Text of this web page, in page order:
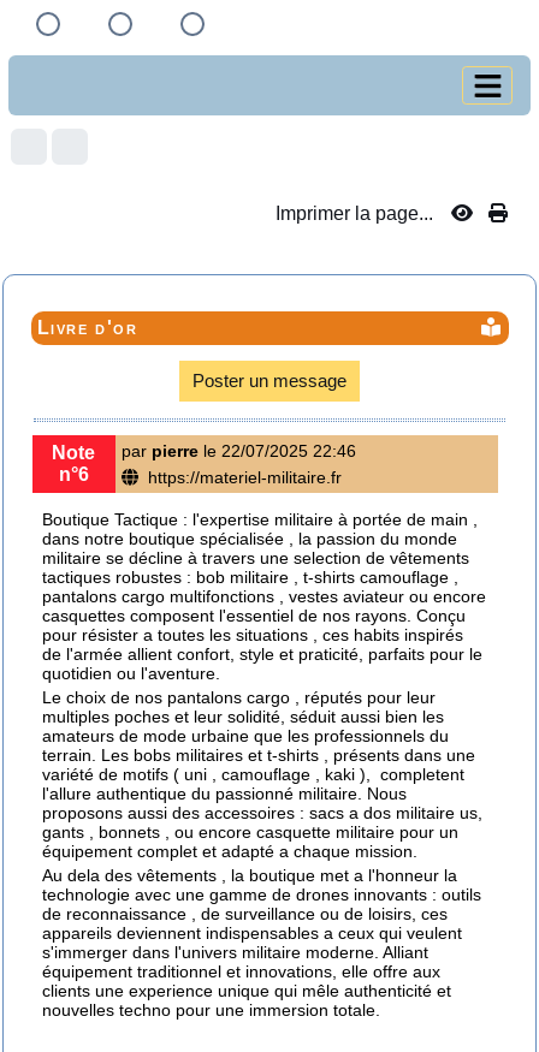
Imprimer la page...
Livre d'or
Poster un message
Note
n°6
par pierrele 22/07/2025 22:46
https://materiel-militaire.fr
Boutique Tactique : l'expertise militaire à portée de main ,
dans notre boutique spécialisée , la passion du monde
militaire se décline à travers une selection de vêtements
tactiques robustes : bob militaire ,t-shirts camouflage
pantalons cargo multifonctions , vestes aviateur ou encore
casquettes composent l'essentiel de nos rayons. Conçu
pour résister a toutes les situations , ces habits inspirés
de l'armée allient confort, style et praticité, parfaits pour le
quotidien ou l'aventure.
Le choix de nos pantalons cargo
, réputés pour leur
multiples poches et leur solidité, séduit aussi bien les
amateurs de mode urbaine que les professionnels du
terrain. Les bobs militaires et t-shirts , présents dans une
variété de motifs ( uni , camouflage , kaki ), completent
l'allure authentique du passionné militaire. Nous
proposons aussi des accessoires :sacs a dos militaire us,
gants , bonnets , ou encorecasquette militaire pour un
équipement complet et adapté a chaque mission.
Au dela des vêtements , la boutique met a l'honneur la
technologie avec une gamme de drones innovants : outils
de reconnaissance , de surveillance ou de loisirs, ces
appareils deviennent indispensables a ceux qui veulent
s'immerger dans l'univers militaire moderne. Alliant
équipement traditionnel et innovations, elle offre aux
clients une experience unique qui mêle authenticité et
nouvelles techno pour une immersion totale.